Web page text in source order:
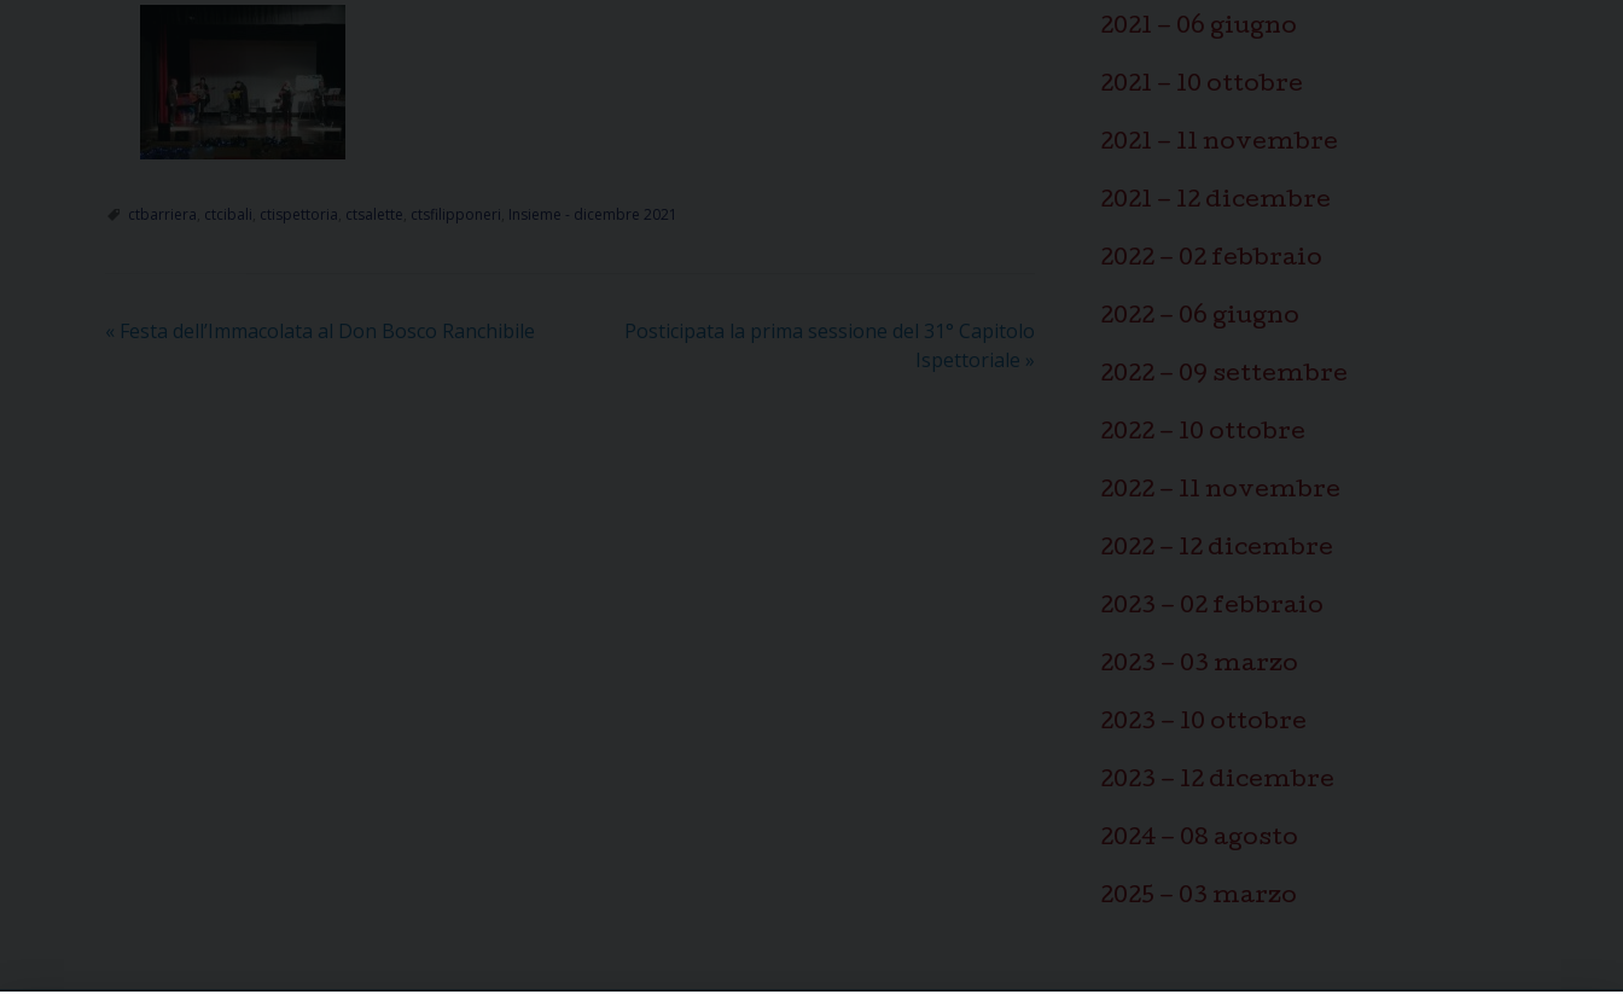
ctbarriera ctcibali ctispettoria ctsalette ctsfilipponeri Insieme - dicembre 2021
« Festa dell’Immacolata al Don Bosco Ranchibile
Posticipata la prima sessione del 31° Capitolo
Ispettoriale »
2021 – 06 giugno
2021 – 10 ottobre
2021 – 11 novembre
2021 – 12 dicembre
2022 – 02 febbraio
2022 – 06 giugno
2022 – 09 settembre
2022 – 10 ottobre
2022 – 11 novembre
2022 – 12 dicembre
2023 – 02 febbraio
2023 – 03 marzo
2023 – 10 ottobre
2023 – 12 dicembre
2024 – 08 agosto
2025 – 03 marzo